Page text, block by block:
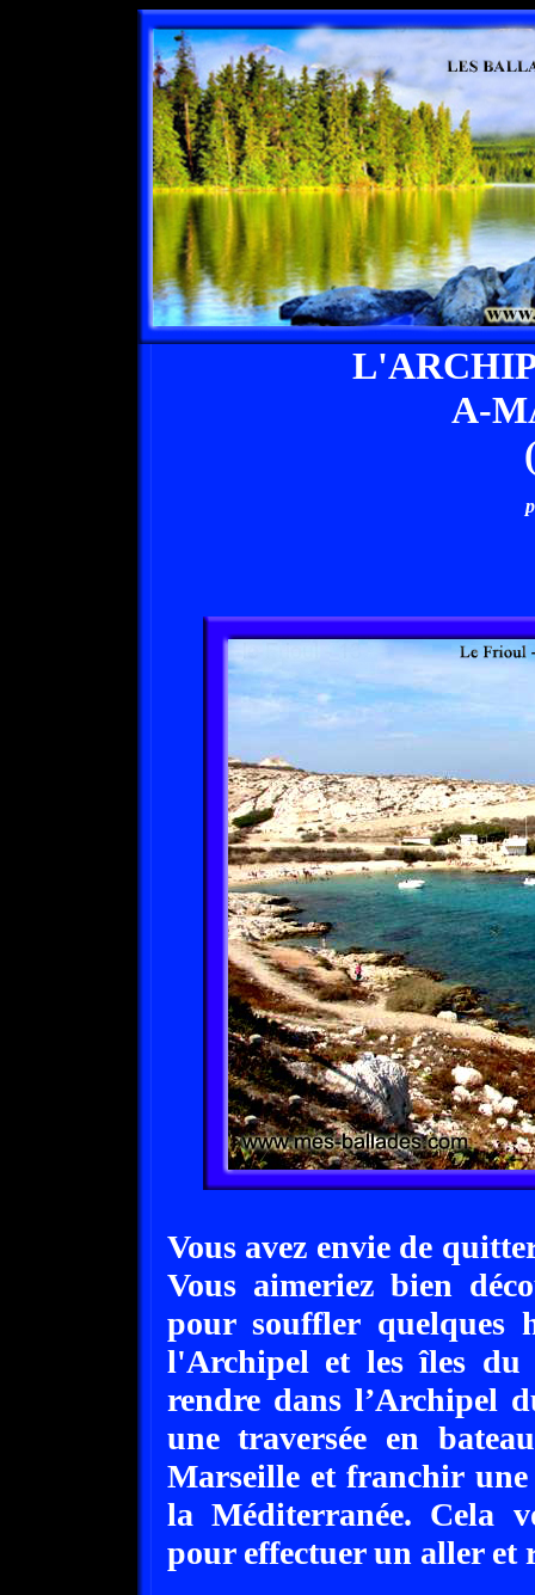
A-
Vous avez envie de
Vous aimeriez bien
pour souffler quelques
l'Archipel et les îles
rendre dans l’Archipel
une traversée en
Marseille et franchir
la Méditerranée. Cela
pour effectuer un aller et